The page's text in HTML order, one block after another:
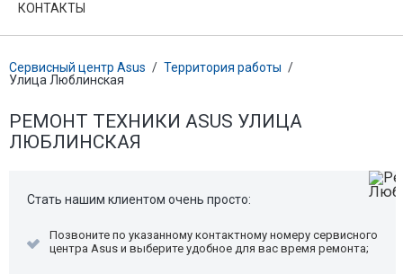
КОНТАКТЫ
Сервисный центр Asus / Территория работы /
Улица Люблинская
РЕМОНТ ТЕХНИКИ ASUS УЛИЦА
ЛЮБЛИНСКАЯ
Стать нашим клиентом очень просто:
Позвоните по указанному контактному номеру сервисного
центра Asus и выберите удобное для вас время ремонта;